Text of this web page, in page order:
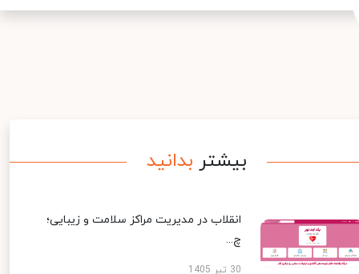
بیشتر بدانید
انقلاب در مدیریت مراکز سلامت و زیبایی؛
چ...
30 تیر 1405